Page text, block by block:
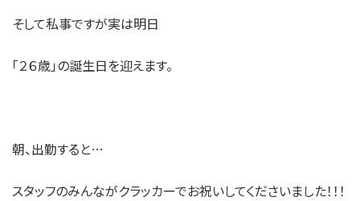
そして私事ですが実は明日
「２６歳」の誕生日を迎えます。
朝、出勤すると…
スタッフのみんながクラッカーでお祝いしてくださいました！！！